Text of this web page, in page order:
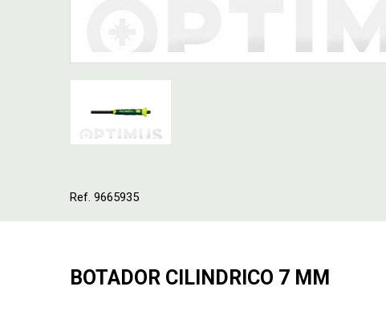
Ref. 9665935
BOTADOR CILINDRICO 7 MM